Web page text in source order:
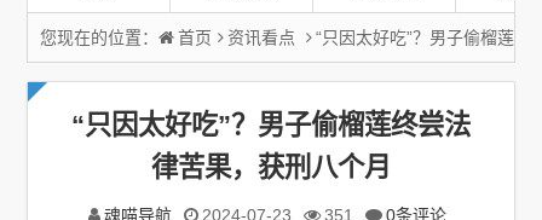
您现在的位置： 首页 资讯看点 “只因太好吃”？男子偷榴莲终
“只因太好吃”？男子偷榴莲终尝法
律苦果，获刑八个月
魂喵导航 2024-07-23 351 0条评论